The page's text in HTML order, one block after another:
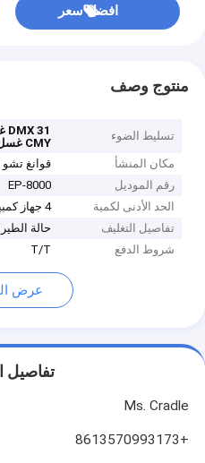
افضل سعر
منتوج وصف
تسليط الضوء 31 DMX غسل نقطة شعاع الرأس المتحرك
CMY غسل بقعة شعاع الرأس المتحرك
مكان المنشأ
قوانغ
رقم الموديل
EP-8000
الحد الأدنى لكمية
4 جهاز كمبيوتر شخصى
تفاصيل التغليف
حالة
شروط الدفع
T/T
عرض
تفاصيل
Ms. Cradle
+8613570993173